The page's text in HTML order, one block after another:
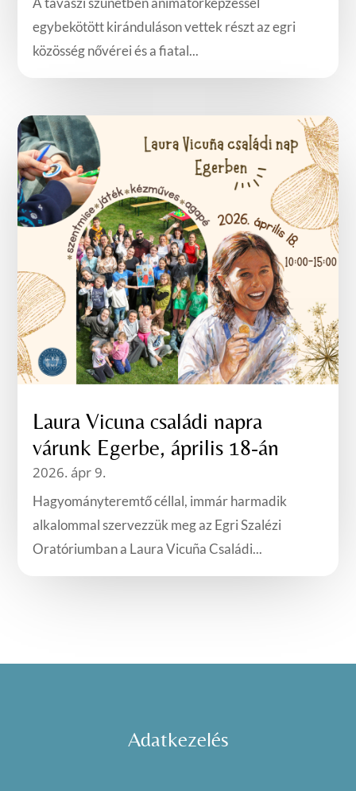
egybekötött kiránduláson vettek részt az egri
közösség nővérei és a fiatal...
Laura Vicuna családi napra
várunk Egerbe, április 18-án
2026. ápr 9.
Hagyományteremtő céllal, immár harmadik
alkalommal szervezzük meg az Egri Szalézi
Oratóriumban a Laura Vicuña Családi...
Adatkezelés